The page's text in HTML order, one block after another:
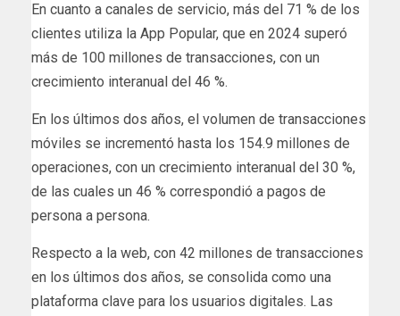
En cuanto a canales de servicio, más del 71 % de los
clientes utiliza la App Popular, que en 2024 superó
más de 100 millones de transacciones, con un
crecimiento interanual del 46 %.
En los últimos dos años, el volumen de transacciones
móviles se incrementó hasta los 154.9 millones de
operaciones, con un crecimiento interanual del 30 %,
de las cuales un 46 % correspondió a pagos de
persona a persona.
Respecto a la web, con 42 millones de transacciones
en los últimos dos años, se consolida como una
plataforma clave para los usuarios digitales. Las